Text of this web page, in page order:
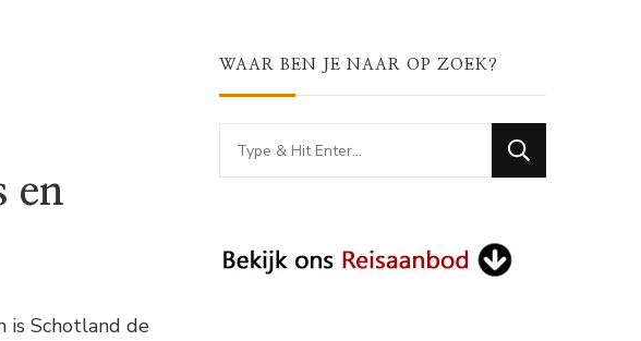
en
is Schotland de
WAAR BEN JE NAAR OP ZOEK?
Looking
for